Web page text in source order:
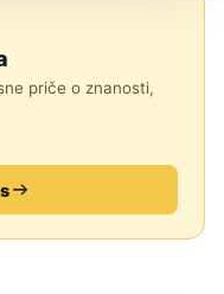
priče o znanosti,